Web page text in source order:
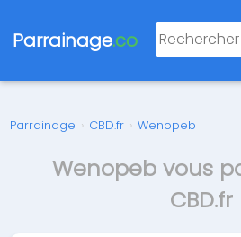
Parrainage.co
Parrainage › CBD.fr › Wenopeb
Wenopeb vous
CBD.fr